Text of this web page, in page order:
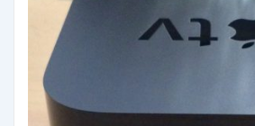
Termin?